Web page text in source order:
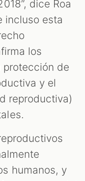
dice Roa
incluso esta
los
protección de
y el
reproductiva)
humanos, y